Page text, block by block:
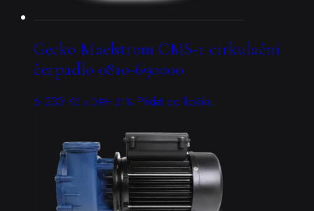
Gecko Maelstrom CMS-1 cirkulační
čerpadlo 0810-690000
6 230 Kč s DPH 21% Přidat do košíku